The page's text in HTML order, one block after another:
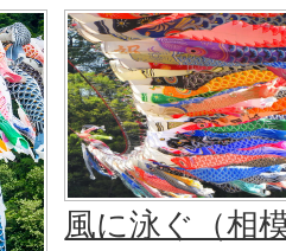
風に泳ぐ（相